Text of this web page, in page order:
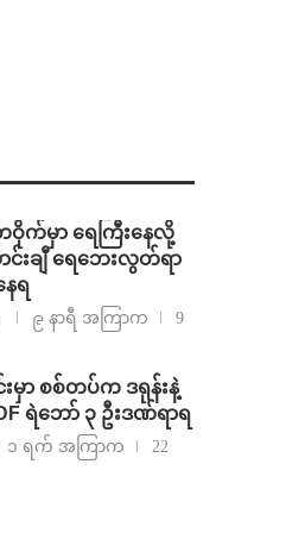
ဝိုက်မှာ ရေကြီးနေလို့
င်းချီ ရေဘေးလွတ်ရာ
ေရ
၉ နာရီ အကြာက
9
းမှာ စစ်တပ်က ဒရုန်းနဲ့
ရဲဘော် ၃ ဦးဒဏ်ရာရ
၁ ရက် အကြာက
22